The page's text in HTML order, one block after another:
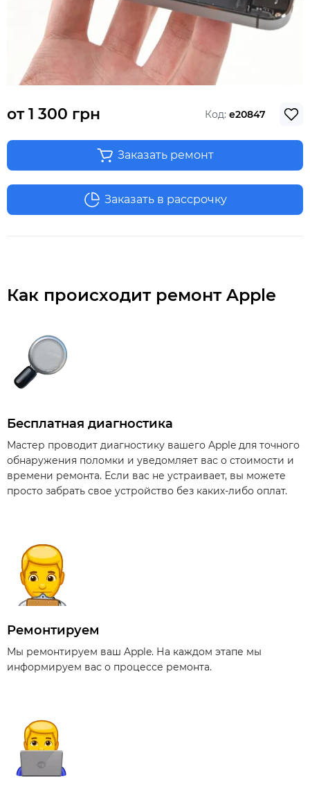
от 1 300 грн Код: e20847
Заказать ремонт
Заказать в рассрочку
Как происходит ремонт Apple
Бесплатная диагностика
Мастер проводит диагностику вашего Apple для точного
обнаружения поломки и уведомляет вас о стоимости и
времени ремонта. Если вас не устраивает, вы можете
просто забрать свое устройство без каких-либо оплат.
Ремонтируем
Мы ремонтируем ваш Apple. На каждом этапе мы
информируем вас о процессе ремонта.